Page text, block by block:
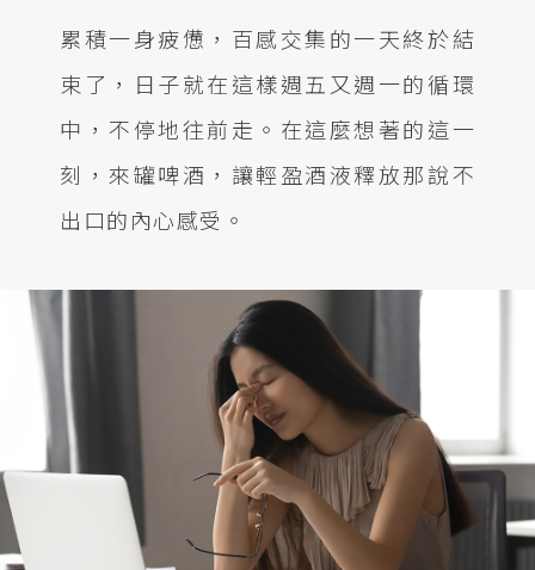
累積一身疲憊，百感交集的一天終於結
束了，日子就在這樣週五又週一的循環
中，不停地往前走。在這麼想著的這一
刻，來罐啤酒，讓輕盈酒液釋放那說不
出口的內心感受。